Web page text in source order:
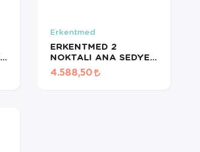
Erkentmed
ERKENTMED 2
NOKTALI ANA SEDYE
KEMERİ
4.588,50